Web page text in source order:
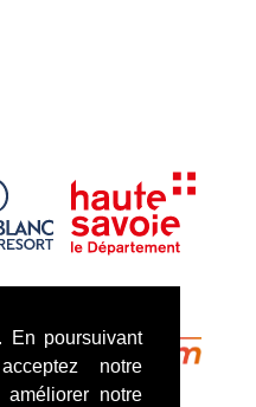
En poursuivant
notre
notre